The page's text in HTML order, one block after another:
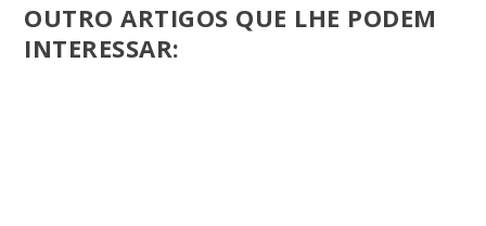
OUTRO ARTIGOS QUE LHE PODEM
INTERESSAR: